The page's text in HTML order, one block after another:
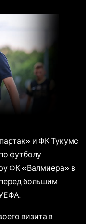
и ФК Тукумс
футболу
ФК «Валмиера» в
большим
визита в